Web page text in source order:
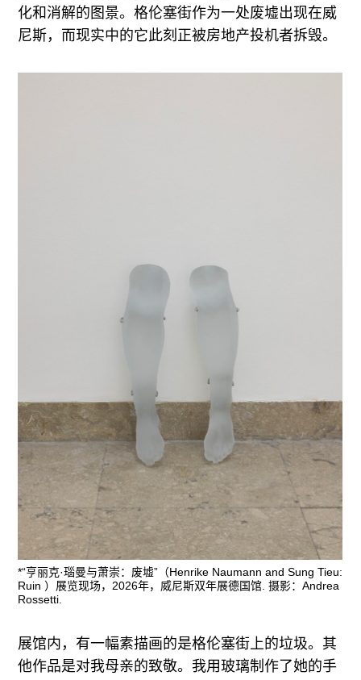
化和消解的图景。格伦塞街作为一处废墟出现在威
尼斯，而现实中的它此刻正被房地产投机者拆毁。
*“亨丽克·瑙曼与萧崇：废墟”（Henrike Naumann and Sung Tieu:
Ruin ）展览现场，2026年，威尼斯双年展德国馆. 摄影：Andrea
Rossetti.
展馆内，有一幅素描画的是格伦塞街上的垃圾。其
他作品是对我母亲的致敬。我用玻璃制作了她的手